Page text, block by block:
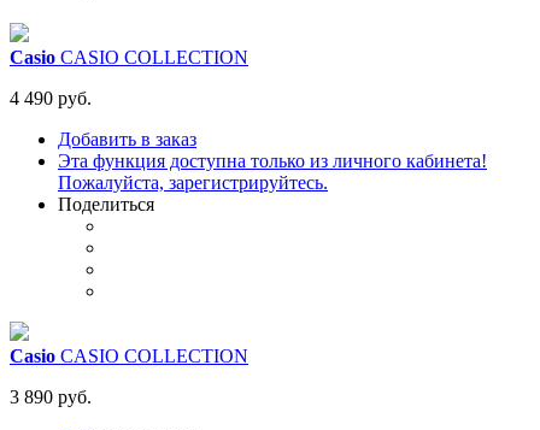
Casio CASIO COLLECTION
4 490 руб.
Добавить в заказ
Эта функция доступна только из личного кабинета!
Пожалуйста, зарегистрируйтесь.
Поделиться
Casio CASIO COLLECTION
3 890 руб.